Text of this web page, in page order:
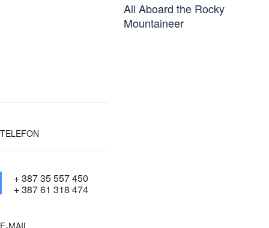
All Aboard the Rocky
Mountaineer
TELEFON
+ 387 35 557 450
+ 387 61 318 474